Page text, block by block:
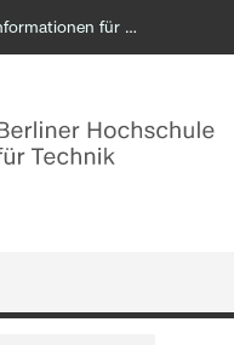
für …